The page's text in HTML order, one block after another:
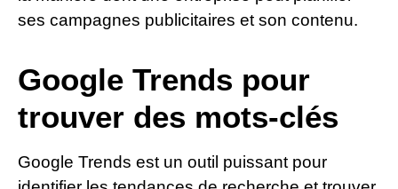
ses campagnes publicitaires et son contenu.
Google Trends pour
trouver des mots-clés
Google Trends est un outil puissant pour